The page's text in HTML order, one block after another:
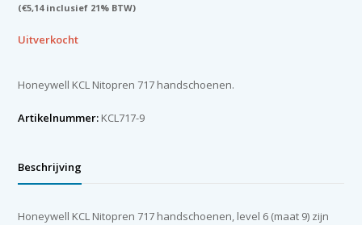
(€5,14inclusief 21% BTW)
Uitverkocht
Honeywell KCL Nitopren 717 handschoenen.
Artikelnummer: KCL717-9
Beschrijving
Honeywell KCL Nitopren 717 handschoenen, level 6 (maat 9) zijn